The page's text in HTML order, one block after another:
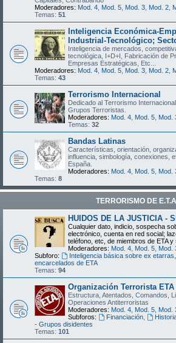
Moderadores: Mod. 4 Mod. 5 Mod. 3 Mod. 2
Temas: 51
Inteligencia Económica-
Industrial-Tecnológico;
Inteligencia de mercados,
tecnológica, I+D+I, Fabricación de
Empresas Estratégicas, Etc...
Moderadores: Mod. 4 Mod. 5 Mod. 3 Mod. 2
Temas: 43
Terrorismo Internacional
Dedicado al Terrorismo
Grupos Terroristas.
Moderadores: Mod. 4 Mod. 5 Mod.
Temas: 32
Bandas Latinas
Características, orientación,
influencia, simbología, conexiones,
España.
Moderadores: Mod. 4 Mod. 5 Mod.
Temas: 8
TERRORISMO DE E.T.A
HUIDOS DE LA JUSTICIA -
Cualquier dato, indicio, sospecha
electrónico, cuenta en red social;
teléfono, etc, de miembros de ETA y
Moderadores: Mod. 4 Mod. 5 Mod.
Subforo:
Inteligencia básica sobre ex
encarcelados de ETA
Temas: 94
Organización Terrorista ETA
Estructura, Atentados, Comandos,
Operaciones Antiterroristas
Moderadores: Mod. 4 Mod. 5 Mod.
Subforos:
Financiación,
- Grupos disidentes
Temas: 101